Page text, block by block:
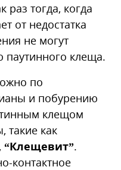
раз тогда, когда
от недостатка
не могут
паутинного клеща.
по
и побурению
клещом
такие как
, “Клещевит”.
контактное